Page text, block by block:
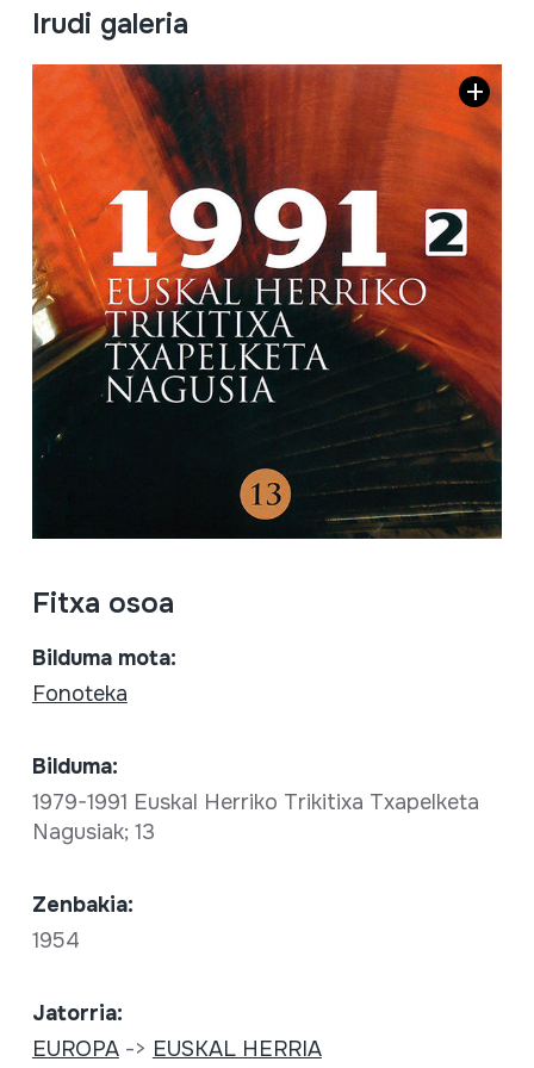
Irudi galeria
Fitxa osoa
Bilduma mota:
Fonoteka
Bilduma:
1979-1991 Euskal Herriko Trikitixa Txapelketa
Nagusiak; 13
Zenbakia:
1954
Jatorria:
EUROPA-> EUSKAL HERRIA